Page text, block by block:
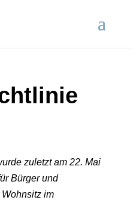
zuletzt am 22. Mai
Bürger und
im